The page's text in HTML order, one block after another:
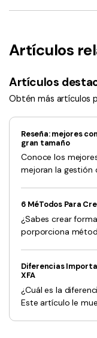
Artículos
Artículos
Obtén más artículos
Reseña: mejores
gran tamaño
Conoce los
mejoran la gestión
6 MéTodos Para
¿Sabes crear
porporciona
Diferencias
XFA
¿Cuál es la
Este artículo le